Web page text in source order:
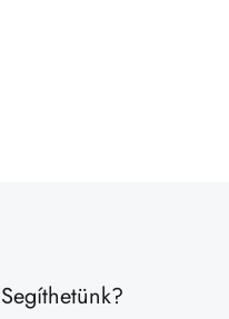
Segíthetünk?